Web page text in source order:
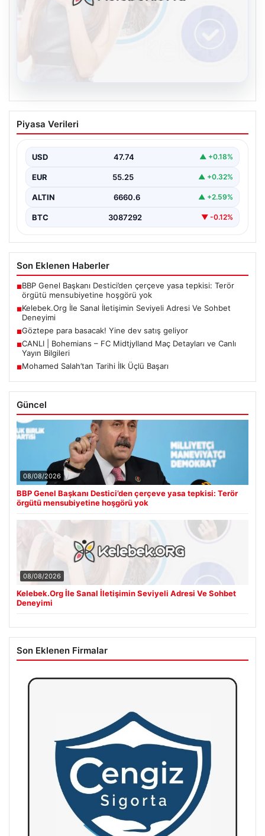
Kelebek.Org İle Sanal İletişimin Seviyeli
Adresi Ve Sohbet Deneyimi
oluşturması büyük bir hassasiyet ifade etmektedir.
Halen…
Piyasa Verileri
USD 47.74 ▲ +0.18%
EUR 55.25 ▲ +0.32%
ALTIN 6660.6 ▲ +2.59%
BTC 3087292 ▼ -0.12%
Son Eklenen Haberler
■BBP Genel Başkanı Destici’den çerçeve yasa tepkisi: Terör
örgütü mensubiyetine hoşgörü yok
■Kelebek.Org İle Sanal İletişimin Seviyeli Adresi Ve Sohbet
Deneyimi
■Göztepe para basacak! Yine dev satış geliyor
■CANLI | Bohemians – FC Midtjylland Maç Detayları ve Canlı
Yayın Bilgileri
■Mohamed Salah’tan Tarihi İlk Üçlü Başarı
Güncel
08/08/2026
BBP Genel Başkanı Destici’den çerçeve yasa tepkisi: Terör
örgütü mensubiyetine hoşgörü yok
08/08/2026
Kelebek.Org İle Sanal İletişimin Seviyeli Adresi Ve Sohbet
Deneyimi
Son Eklenen Firmalar